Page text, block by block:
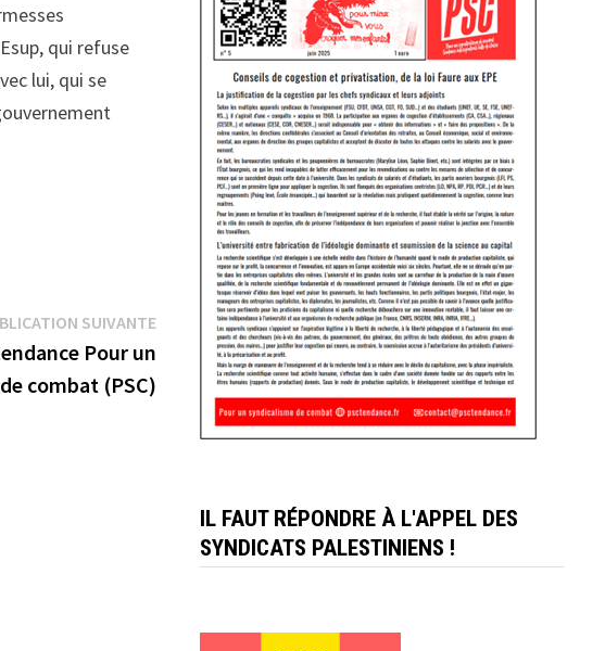
qui refuse
lui, qui se
SUIVANTEPublication
suivante :
Pour un
combat (PSC)
IL FAUT RÉPONDRE À L'APPEL DES
SYNDICATS PALESTINIENS !